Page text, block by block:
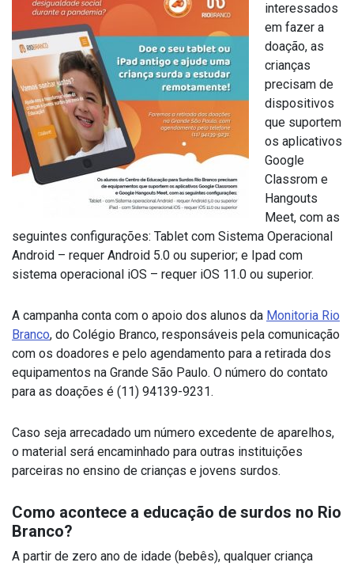
interessados
em fazer a
doação, as
crianças
precisam de
dispositivos
que suportem
os aplicativos
Google
Classrom e
Hangouts
Meet, com as
seguintes configurações: Tablet com Sistema Operacional
Android – requer Android 5.0 ou superior; e Ipad com
sistema operacional iOS – requer iOS 11.0 ou superior.
A campanha conta com o apoio dos alunos da Monitoria Rio
Branco, do Colégio Branco, responsáveis pela comunicação
com os doadores e pelo agendamento para a retirada dos
equipamentos na Grande São Paulo. O número do contato
para as doações é (11) 94139-9231.
Caso seja arrecadado um número excedente de aparelhos,
o material será encaminhado para outras instituições
parceiras no ensino de crianças e jovens surdos.
Como acontece a educação de surdos no Rio
Branco?
A partir de zero ano de idade (bebês), qualquer criança